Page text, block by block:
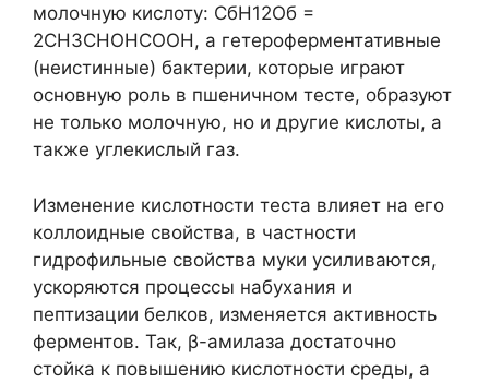
молочную кислоту: СбН12Об =
2СН3СНОНСООН, а гетероферментативные
(неистинные) бактерии, которые играют
основную роль в пшеничном тесте, образуют
не только молочную, но и другие кислоты, а
также углекислый газ.
Изменение кислотности теста влияет на его
коллоидные свойства, в частности
гидрофильные свойства муки усиливаются,
ускоряются процессы набухания и
пептизации белков, изменяется активность
ферментов. Так, β-амилаза достаточно
стойка к повышению кислотности среды, а